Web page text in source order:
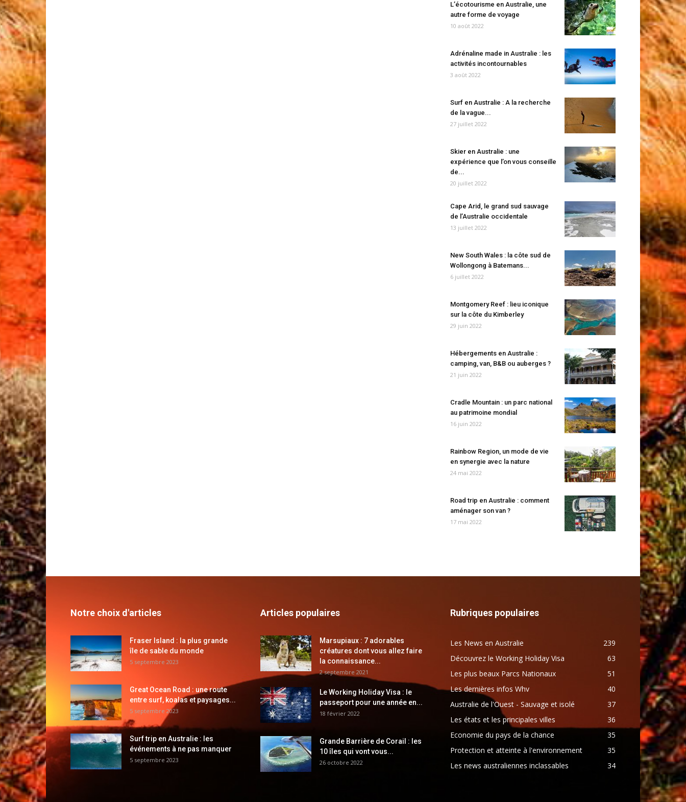
L’écotourisme en Australie, une
autre forme de voyage
10 août 2022
Adrénaline made in Australie : les
activités incontournables
3 août 2022
Surf en Australie : A la recherche
de la vague...
27 juillet 2022
Skier en Australie : une
expérience que l’on vous conseille
de...
20 juillet 2022
Cape Arid, le grand sud sauvage
de l’Australie occidentale
13 juillet 2022
New South Wales : la côte sud de
Wollongong à Batemans...
6 juillet 2022
Montgomery Reef : lieu iconique
sur la côte du Kimberley
29 juin 2022
Hébergements en Australie :
camping, van, B&B ou auberges ?
21 juin 2022
Cradle Mountain : un parc national
au patrimoine mondial
16 juin 2022
Rainbow Region, un mode de vie
en synergie avec la nature
24 mai 2022
Road trip en Australie : comment
aménager son van ?
17 mai 2022
Notre choix d'articles
Fraser Island : la plus grande
île de sable du monde
5 septembre 2023
Great Ocean Road : une route
entre surf, koalas et paysages...
5 septembre 2023
Surf trip en Australie : les
événements à ne pas manquer
5 septembre 2023
Articles populaires
Marsupiaux : 7 adorables
créatures dont vous allez faire
la connaissance...
2 septembre 2021
Le Working Holiday Visa : le
passeport pour une année en...
18 février 2022
Grande Barrière de Corail : les
10 îles qui vont vous...
26 octobre 2022
Rubriques populaires
Les News en Australie
239
Découvrez le Working Holiday Visa
63
Les plus beaux Parcs Nationaux
51
Les dernières infos Whv
40
Australie de l'Ouest - Sauvage et isolé
37
Les états et les principales villes
36
Economie du pays de la chance
35
Protection et atteinte à l'environnement
35
Les news australiennes inclassables
34